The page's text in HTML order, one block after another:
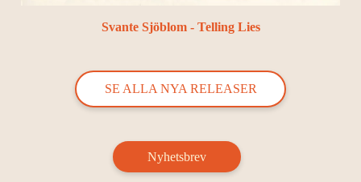
Svante Sjöblom - Telling Lies
SE ALLA NYA RELEASER
Nyhetsbrev